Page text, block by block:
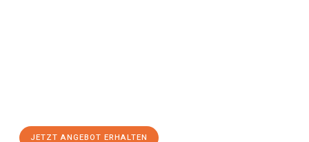
JETZT ANGEBOT ERHALTEN